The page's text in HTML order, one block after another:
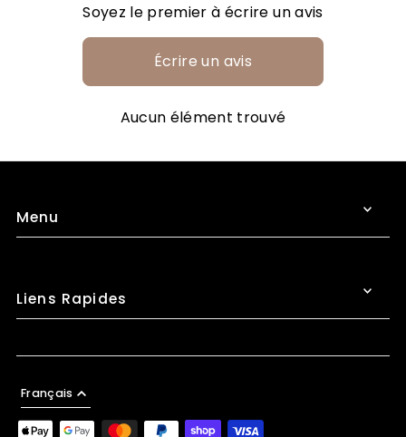
Soyez le premier à écrire un avis
Écrire un avis
Aucun élément trouvé
Menu
Liens Rapides
Français